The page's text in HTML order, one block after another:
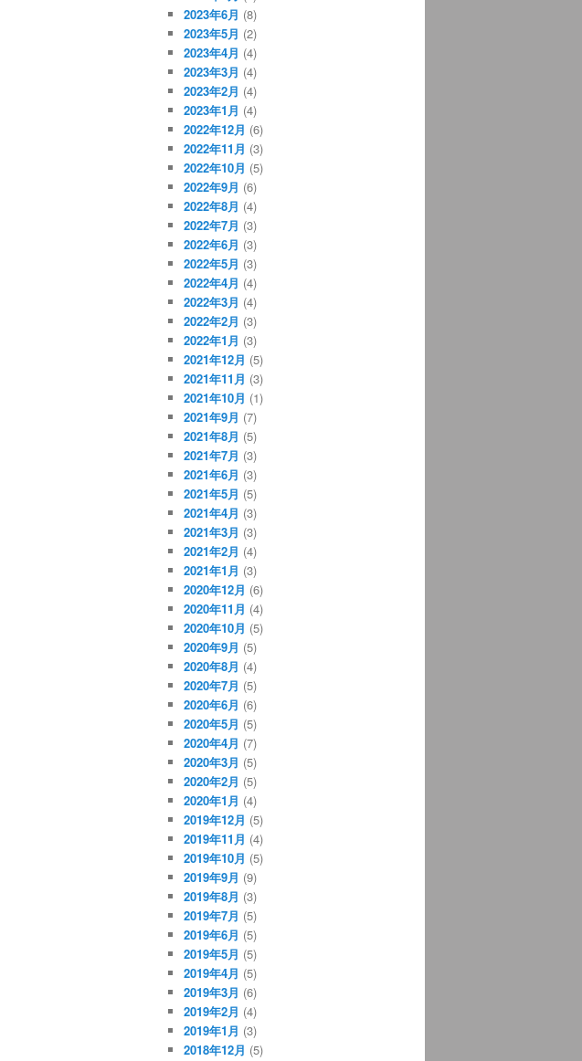
2023年6月 (8)
2023年5月 (2)
2023年4月 (4)
2023年3月 (4)
2023年2月 (4)
2023年1月 (4)
2022年12月 (6)
2022年11月 (3)
2022年10月 (5)
2022年9月 (6)
2022年8月 (4)
2022年7月 (3)
2022年6月 (3)
2022年5月 (3)
2022年4月 (4)
2022年3月 (4)
2022年2月 (3)
2022年1月 (3)
2021年12月 (5)
2021年11月 (3)
2021年10月 (1)
2021年9月 (7)
2021年8月 (5)
2021年7月 (3)
2021年6月 (3)
2021年5月 (5)
2021年4月 (3)
2021年3月 (3)
2021年2月 (4)
2021年1月 (3)
2020年12月 (6)
2020年11月 (4)
2020年10月 (5)
2020年9月 (5)
2020年8月 (4)
2020年7月 (5)
2020年6月 (6)
2020年5月 (5)
2020年4月 (7)
2020年3月 (5)
2020年2月 (5)
2020年1月 (4)
2019年12月 (5)
2019年11月 (4)
2019年10月 (5)
2019年9月 (9)
2019年8月 (3)
2019年7月 (5)
2019年6月 (5)
2019年5月 (5)
2019年4月 (5)
2019年3月 (6)
2019年2月 (4)
2019年1月 (3)
2018年12月 (5)